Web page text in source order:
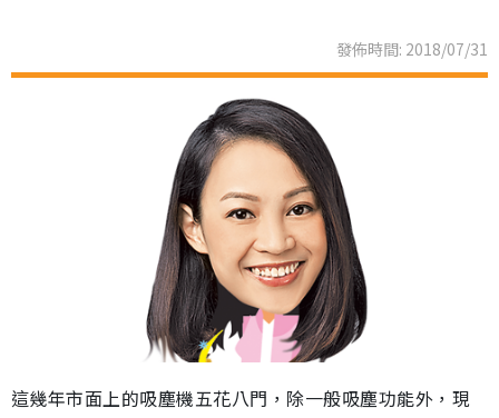
發佈時間: 2018/07/31
這幾年市面上的吸塵機五花八門，除一般吸塵功能外，現